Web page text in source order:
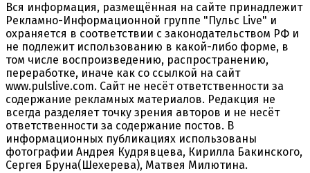
Вся информация, размещённая на сайте принадлежит
Рекламно-Информационной группе "Пульс Live" и
охраняется в соответствии с законодательством РФ и
не подлежит использованию в какой-либо форме, в
том числе воспроизведению, распространению,
переработке, иначе как со ссылкой на сайт
www.pulslive.com. Сайт не несёт ответственности за
содержание рекламных материалов. Редакция не
всегда разделяет точку зрения авторов и не несёт
ответственности за содержание постов. В
информационных публикациях использованы
фотографии Андрея Кудрявцева, Кирилла Бакинского,
Сергея Бруна(Шехерева), Матвея Милютина.